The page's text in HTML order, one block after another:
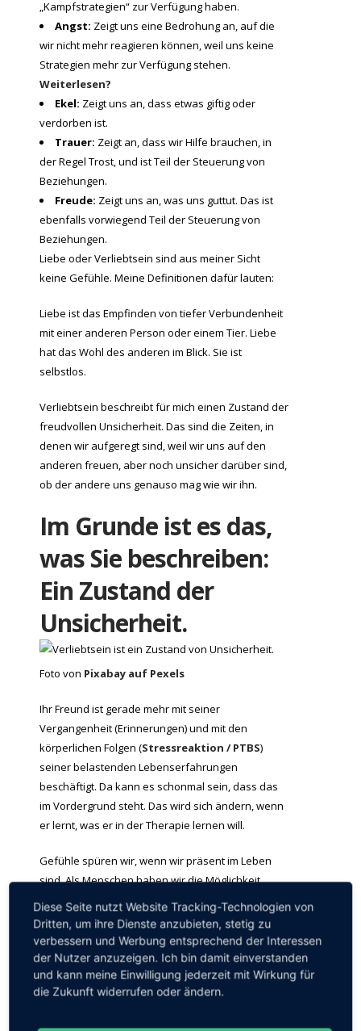
„Kampfstrategien“ zur Verfügung haben.
Angst: Zeigt uns eine Bedrohung an, auf die
wir nicht mehr reagieren können, weil uns keine
Strategien mehr zur Verfügung stehen.
Weiterlesen?
Ekel: Zeigt uns an, dass etwas giftig oder
verdorben ist.
Trauer: Zeigt an, dass wir Hilfe brauchen, in
der Regel Trost, und ist Teil der Steuerung von
Beziehungen.
Freude: Zeigt uns an, was uns guttut. Das ist
ebenfalls vorwiegend Teil der Steuerung von
Beziehungen.
Liebe oder Verliebtsein sind aus meiner Sicht
keine Gefühle. Meine Definitionen dafür lauten:
Liebe ist das Empfinden von tiefer Verbundenheit
mit einer anderen Person oder einem Tier. Liebe
hat das Wohl des anderen im Blick. Sie ist
selbstlos.
Verliebtsein beschreibt für mich einen Zustand der
freudvollen Unsicherheit. Das sind die Zeiten, in
denen wir aufgeregt sind, weil wir uns auf den
anderen freuen, aber noch unsicher darüber sind,
ob der andere uns genauso mag wie wir ihn.
Im Grunde ist es das,
was Sie beschreiben:
Ein Zustand der
Unsicherheit.
Foto von Pixabay auf Pexels
Ihr Freund ist gerade mehr mit seiner
Vergangenheit (Erinnerungen) und mit den
körperlichen Folgen (Stressreaktion / PTBS)
seiner belastenden Lebenserfahrungen
beschäftigt. Da kann es schonmal sein, dass das
im Vordergrund steht. Das wird sich ändern, wenn
er lernt, was er in der Therapie lernen will.
Gefühle spüren wir, wenn wir präsent im Leben
sind. Als Menschen haben wir die Möglichkeit,
Gefühle auf ganz unterschiedliche Weise
nicht
zu
spüren. Wir können sie ignorieren/wegdrücken
oder unser Hirn schützt und vor zu viel Gefühl,
sprich Erregung. Letzteres kommt bei
traumatischen Erfahrungen öfter mal vor.
Letztendlich geht es aber nur darum zu lernen, mit
Diese Seite nutzt Website Tracking-Technologien von
Dritten, um ihre Dienste anzubieten, stetig zu
verbessern und Werbung entsprechend der Interessen
der Nutzer anzuzeigen. Ich bin damit einverstanden
und kann meine Einwilligung jederzeit mit Wirkung für
die Zukunft widerrufen oder ändern.